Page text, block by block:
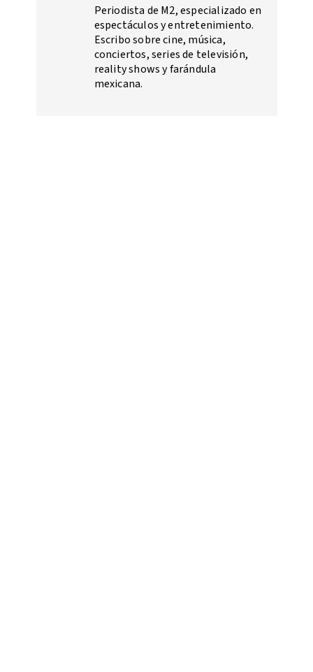
Periodista de M2, especializado en
espectáculos y entretenimiento.
Escribo sobre cine, música,
conciertos, series de televisión,
reality shows y farándula
mexicana.